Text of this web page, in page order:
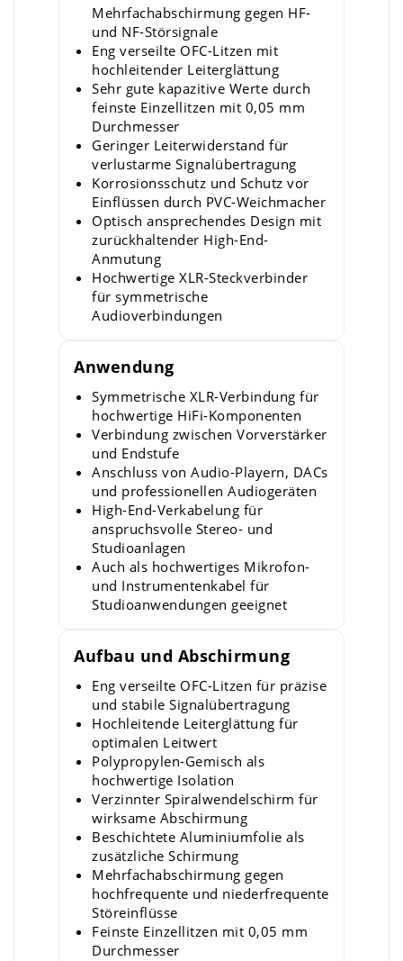
Mehrfachabschirmung gegen HF-
und NF-Störsignale
Eng verseilte OFC-Litzen mit
hochleitender Leiterglättung
Sehr gute kapazitive Werte durch
feinste Einzellitzen mit 0,05 mm
Durchmesser
Geringer Leiterwiderstand für
verlustarme Signalübertragung
Korrosionsschutz und Schutz vor
Einflüssen durch PVC-Weichmacher
Optisch ansprechendes Design mit
zurückhaltender High-End-
Anmutung
Hochwertige XLR-Steckverbinder
für symmetrische
Audioverbindungen
Anwendung
Symmetrische XLR-Verbindung für
hochwertige HiFi-Komponenten
Verbindung zwischen Vorverstärker
und Endstufe
Anschluss von Audio-Playern, DACs
und professionellen Audiogeräten
High-End-Verkabelung für
anspruchsvolle Stereo- und
Studioanlagen
Auch als hochwertiges Mikrofon-
und Instrumentenkabel für
Studioanwendungen geeignet
Aufbau und Abschirmung
Eng verseilte OFC-Litzen für präzise
und stabile Signalübertragung
Hochleitende Leiterglättung für
optimalen Leitwert
Polypropylen-Gemisch als
hochwertige Isolation
Verzinnter Spiralwendelschirm für
wirksame Abschirmung
Beschichtete Aluminiumfolie als
zusätzliche Schirmung
Mehrfachabschirmung gegen
hochfrequente und niederfrequente
Störeinflüsse
Feinste Einzellitzen mit 0,05 mm
Durchmesser